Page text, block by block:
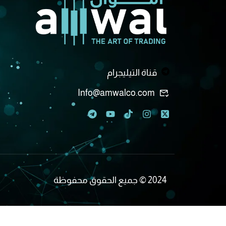
قناة التيليجرام
Info@amwalco.com
2024 © جميع الحقوق محفوظة
تواصل مع فريق